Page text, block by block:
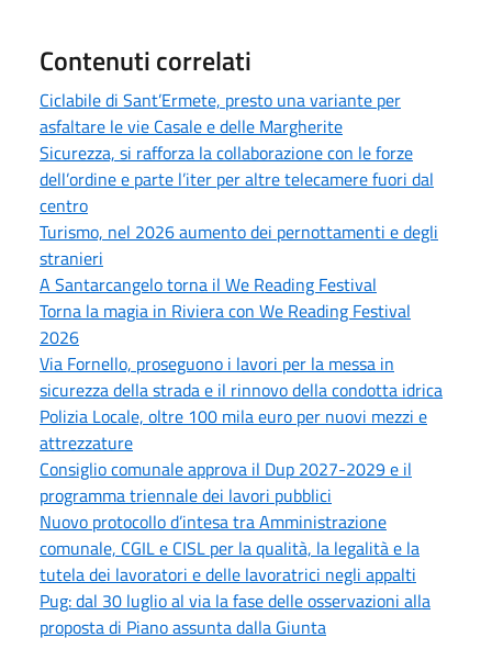
Contenuti correlati
Ciclabile di Sant’Ermete, presto una variante per
asfaltare le vie Casale e delle Margherite
Sicurezza, si rafforza la collaborazione con le forze
dell’ordine e parte l’iter per altre telecamere fuori dal
centro
Turismo, nel 2026 aumento dei pernottamenti e degli
stranieri
A Santarcangelo torna il We Reading Festival
Torna la magia in Riviera con We Reading Festival
2026
Via Fornello, proseguono i lavori per la messa in
sicurezza della strada e il rinnovo della condotta idrica
Polizia Locale, oltre 100 mila euro per nuovi mezzi e
attrezzature
Consiglio comunale approva il Dup 2027-2029 e il
programma triennale dei lavori pubblici
Nuovo protocollo d’intesa tra Amministrazione
comunale, CGIL e CISL per la qualità, la legalità e la
tutela dei lavoratori e delle lavoratrici negli appalti
Pug: dal 30 luglio al via la fase delle osservazioni alla
proposta di Piano assunta dalla Giunta